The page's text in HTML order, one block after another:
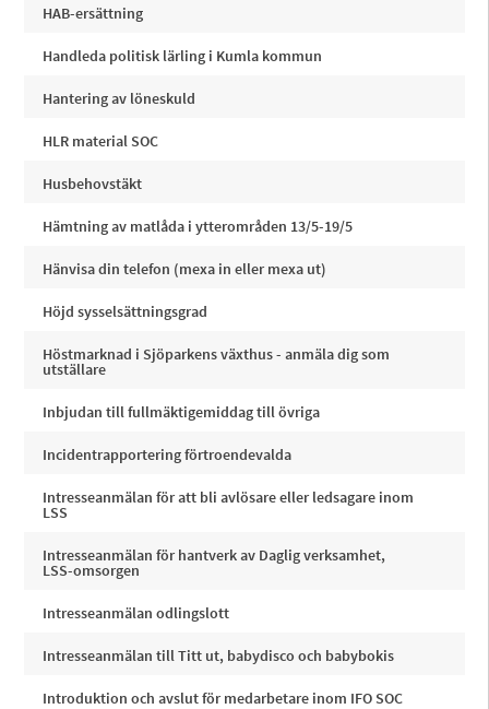
HAB-ersättning
Handleda politisk lärling i Kumla kommun
Hantering av löneskuld
HLR material SOC
Husbehovstäkt
Hämtning av matlåda i ytterområden 13/5-19/5
Hänvisa din telefon (mexa in eller mexa ut)
Höjd sysselsättningsgrad
Höstmarknad i Sjöparkens växthus - anmäla dig som
utställare
Inbjudan till fullmäktigemiddag till övriga
Incidentrapportering förtroendevalda
Intresseanmälan för att bli avlösare eller ledsagare inom
LSS
Intresseanmälan för hantverk av Daglig verksamhet,
LSS-omsorgen
Intresseanmälan odlingslott
Intresseanmälan till Titt ut, babydisco och babybokis
Introduktion och avslut för medarbetare inom IFO SOC